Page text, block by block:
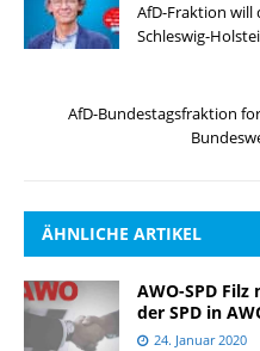
AfD-Fraktion will
Schleswig-
AfD-Bundestagsfraktion
ÄHNLICHE ARTIKEL
AWO-SPD
der SPD in
24. Januar 2020